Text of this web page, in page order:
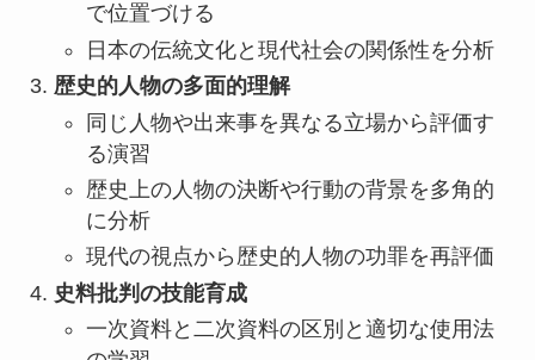
で位置づける
日本の伝統文化と現代社会の関係性を分析
歴史的人物の多面的理解
同じ人物や出来事を異なる立場から評価す
る演習
歴史上の人物の決断や行動の背景を多角的
に分析
現代の視点から歴史的人物の功罪を再評価
史料批判の技能育成
一次資料と二次資料の区別と適切な使用法